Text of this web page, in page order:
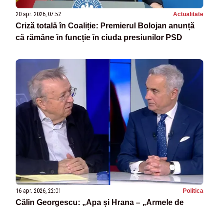
20 apr. 2026, 07:52 Actualitate
Criză totală în Coaliție: Premierul Bolojan anunță
că rămâne în funcție în ciuda presiunilor PSD
16 apr. 2026, 22:01 Politica
Călin Georgescu: „Apa și Hrana – „Armele de